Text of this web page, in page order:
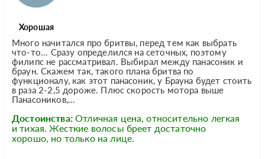
Хорошая
Много начитался про бритвы, перед тем как выбрать
что-то... Сразу определился на сеточных, поэтому
филипс не рассматривал. Выбирал между панасоник и
браун. Скажем так, такого плана бритва по
функционалу, как этот панасоник, у Брауна будет стоить
в раза 2-2,5 дороже. Плюс скорость мотора выше
Панасоников,...
Достоинства: Отличная цена, относительно легкая
и тихая. Жесткие волосы бреет достаточно
хорошо, но только на лице.